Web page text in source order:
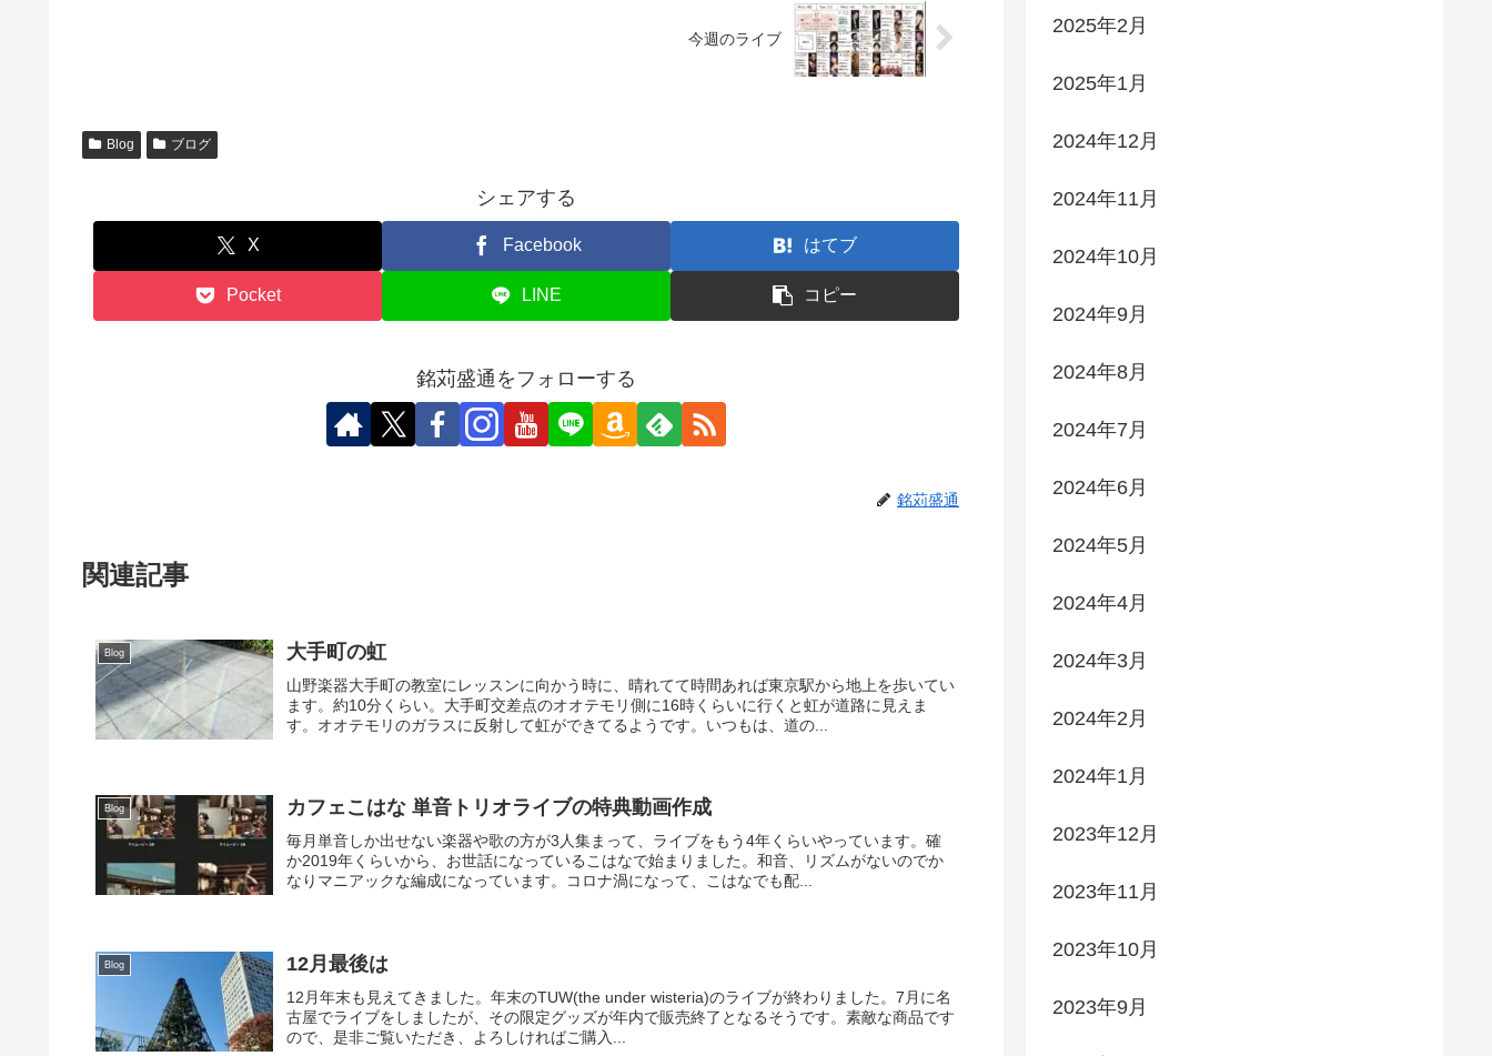
今週のライブ
Blog ブログ
シェアする
X Facebook はてブ
Pocket LINE コピー
銘苅盛通をフォローする
銘苅盛通
関連記事
Blog 大手町の虹
山野楽器大手町の教室にレッスンに向かう時に、晴れてて時間あれば東京駅から地上を歩いてい
ます。約10分くらい。大手町交差点のオオテモリ側に16時くらいに行くと虹が道路に見えま
す。オオテモリのガラスに反射して虹ができてるようです。いつもは、道の...
Blog カフェこはな 単音トリオライブの特典動画作成
毎月単音しか出せない楽器や歌の方が3人集まって、ライブをもう4年くらいやっています。確
か2019年くらいから、お世話になっているこはなで始まりました。和音、リズムがないのでか
なりマニアックな編成になっています。コロナ渦になって、こはなでも配...
Blog 12月最後は
12月年末も見えてきました。年末のTUW(the under wisteria)のライブが終わりました。7月に名
古屋でライブをしましたが、その限定グッズが年内で販売終了となるそうです。素敵な商品です
ので、是非ご覧いただき、よろしければご購入...
2025年2月
2025年1月
2024年12月
2024年11月
2024年10月
2024年9月
2024年8月
2024年7月
2024年6月
2024年5月
2024年4月
2024年3月
2024年2月
2024年1月
2023年12月
2023年11月
2023年10月
2023年9月